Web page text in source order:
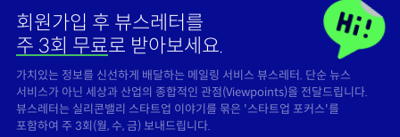
밸리토크
회원가입 후 뷰스레터를
주 3회 무료로 받아보세요.
가치있는 정보를 신선하게 배달하는 메일링 서비스 뷰스레터. 단순 뉴스
서비스가 아닌 세상과 산업의 종합적인 관점(Viewpoints)을 전달드립니다.
뷰스레터는 실리콘밸리 스타트업 이야기를 묶은 '스타트업 포커스'를
포함하여 주 3회(월, 수, 금) 보내드립니다.